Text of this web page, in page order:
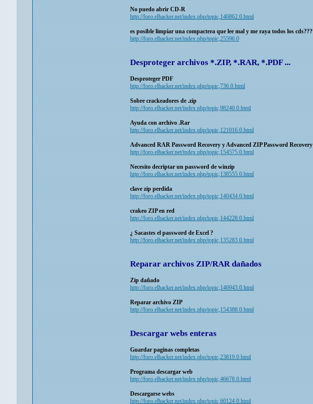
No puedo abrir CD-R
http://foro.elhacker.net/index.php/topic,146862.0.html
es posible limpiar una compactera que lee mal y me raya todos los cds???
http://foro.elhacker.net/index.php/topic,25596.0
Desproteger archivos *.ZIP, *.RAR, *.PDF ...
Desproteger PDF
http://foro.elhacker.net/index.php/topic,736.0.html
Sobre crackeadores de .zip
http://foro.elhacker.net/index.php/topic,98240.0.html
Ayuda con archivo .Rar
http://foro.elhacker.net/index.php/topic,121016.0.html
Advanced RAR Password Recovery y Advanced ZIP Password Recovery
http://foro.elhacker.net/index.php/topic,154575.0.html
Necesito decriptar un password de winzip
http://foro.elhacker.net/index.php/topic,138555.0.html
clave zip perdida
http://foro.elhacker.net/index.php/topic,140434.0.html
crakeo ZIP en red
http://foro.elhacker.net/index.php/topic,144228.0.html
¿ Sacastes el password de Excel ?
http://foro.elhacker.net/index.php/topic,135283.0.html
Reparar archivos ZIP/RAR dañados
Zip dañado
http://foro.elhacker.net/index.php/topic,146943.0.html
Reparar archivo ZIP
http://foro.elhacker.net/index.php/topic,154388.0.html
Descargar webs enteras
Guardar paginas completas
http://foro.elhacker.net/index.php/topic,23819.0.html
Programa descargar web
http://foro.elhacker.net/index.php/topic,46678.0.html
Descargarse webs
http://foro.elhacker.net/index.php/topic,60124.0.html